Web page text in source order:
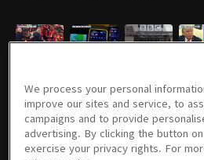
• 28분
• 31분
07/09/202607/08/202607/07/202607/
We process your personal
improve our sites and service, to
campaigns and to provide
advertising. By clicking the button
exercise your privacy rights. For